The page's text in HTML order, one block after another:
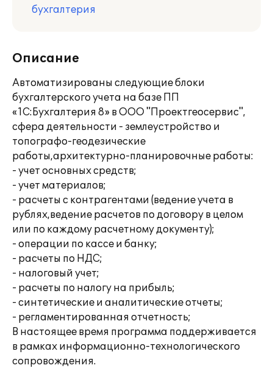
бухгалтерия
Описание
Автоматизированы следующие блоки
бухгалтерского учета на базе ПП
«1С:Бухгалтерия 8» в ООО "Проектгеосервис",
сфера деятельности - землеустройство и
топографо-геодезические
работы,архитектурно-планировочные работы:
- учет основных средств;
- учет материалов;
- расчеты с контрагентами (ведение учета в
рублях,ведение расчетов по договору в целом
или по каждому расчетному документу);
- операции по кассе и банку;
- расчеты по НДС;
- налоговый учет;
- расчеты по налогу на прибыль;
- синтетические и аналитические отчеты;
- регламентированная отчетность;
В настоящее время программа поддерживается
в рамках информационно-технологического
сопровождения.